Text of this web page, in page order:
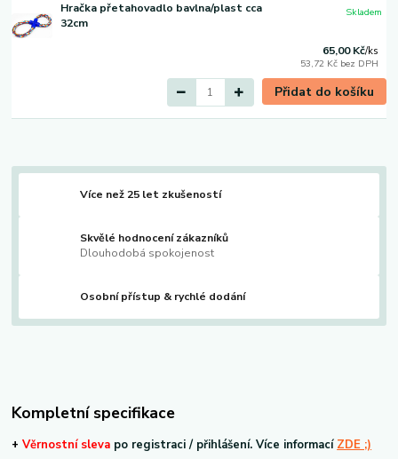
Hračka přetahovadlo bavlna/plast cca
32cm
65,00 Kč/ks
53,72 Kč bez DPH
Skladem
Přidat do košíku
Více než 25 let zkušeností
Skvělé hodnocení zákazníků
Dlouhodobá spokojenost
Osobní přístup & rychlé dodání
Kompletní specifikace
+ Věrnostní sleva po registraci / přihlášení. Více informací ZDE ;)